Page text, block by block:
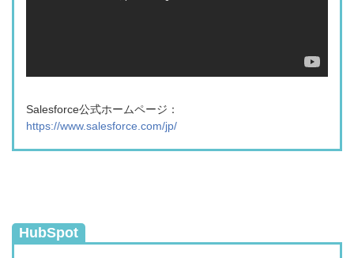
Salesforce公式ホームページ：
https://www.salesforce.com/jp/
HubSpot